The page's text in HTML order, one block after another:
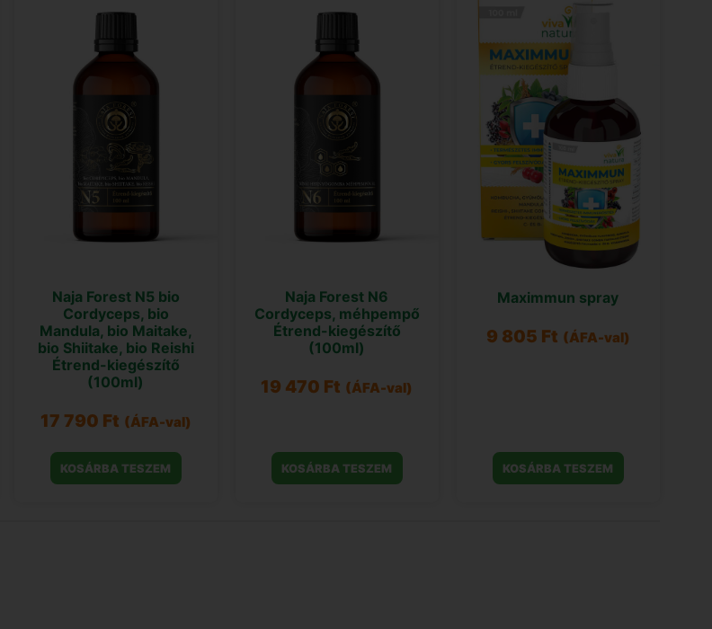
Naja Forest N5 bio
Cordyceps, bio
Mandula, bio Maitake,
bio Shiitake, bio Reishi
Étrend-kiegészítő
(100ml)
17 790 Ft (ÁFA-val)
KOSÁRBA TESZEM
Naja Forest N6
Cordyceps, méhpempő
Étrend-kiegészítő
(100ml)
19 470 Ft (ÁFA-val)
KOSÁRBA TESZEM
Maximmun spray
9 805 Ft (ÁFA-val)
KOSÁRBA TESZEM